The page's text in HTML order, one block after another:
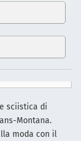
sciistica di
Montana.
moda con il